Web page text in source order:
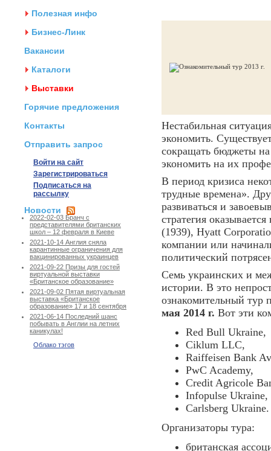
Полезная инфо
Бизнес-Линк
Вакансии
Каталоги
Выставки
Горячие предложения
Контакты
Отправить запрос
Войти на сайт
Зарегистрироваться
Подписаться на
рассылку
Новости
2022-02-03 Бранч с
представителями британских
школ – 12 февраля в Киеве
2021-10-14 Англия сняла
карантинные ограничения для
вакцинированных украинцев
2021-09-22 Призы для гостей
виртуальной выставки
«Британское образование»
2021-09-02 Пятая виртуальная
выставка «Британское
образование» 17 и 18 сентября
2021-06-14 Последний шанс
побывать в Англии на летних
каникулах!
Облако тэгов
Нестабильная
экономить.
сокращать бюджеты
экономить на их
В период кризиса
трудные времена».
развиваться и
стратегия
(1939), Hyatt
компании или
политический
Семь украинских и
истории. В это
ознакомительный
мая 2014 г. Вот эти
Red Bull Ukraine,
Ciklum LLC,
Raiffeisen Bank
PwC Academy,
Credit Agricole
Infopulse Ukraine,
Carlsberg Ukraine.
Организаторы тура:
британская